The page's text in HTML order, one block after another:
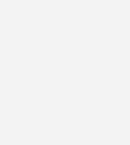
Legislaturperiode
begrüßen wir
der
die Entscheidung für
geprägt.
Gaspreisen eine